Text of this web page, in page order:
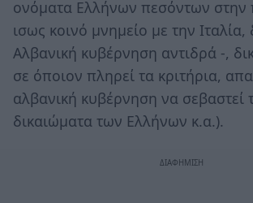
ονόματα Ελλήνων πεσόντων στην
ισως κοινό μνημείο με την Ιταλία,
Αλβανική κυβέρνηση αντιδρά -,
σε όποιον πληρεί τα κριτήρια,
αλβανική κυβέρνηση να σεβαστεί
δικαιώματα των Ελλήνων κ.α.).